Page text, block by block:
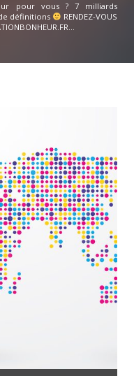
pour vous ? 7 milliards
définitions
RENDEZ-VOUS